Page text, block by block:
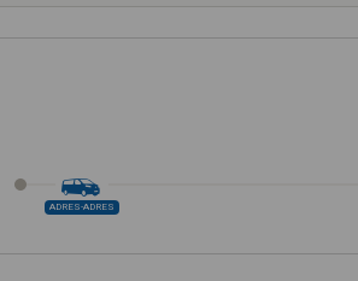
ADRES-ADRES